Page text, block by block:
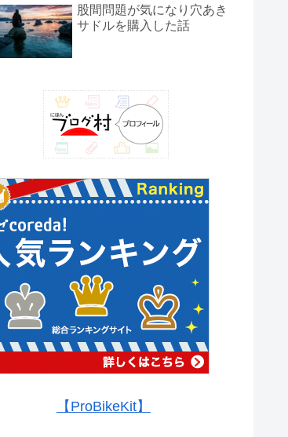
股間問題が気になり穴あき
サドルを購入した話
【ProBikeKit】